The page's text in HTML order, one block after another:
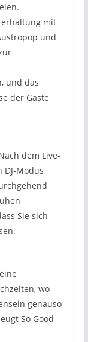
mit
und
und das
der Gäste
dem Live-
Modus
Sie sich
wo
genauso
So Good